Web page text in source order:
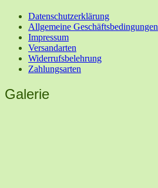
Datenschutzerklärung
Allgemeine Geschäftsbedingungen
Impressum
Versandarten
Widerrufsbelehrung
Zahlungsarten
Galerie